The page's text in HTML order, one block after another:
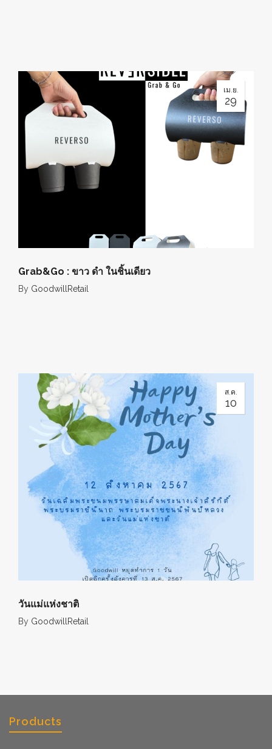
เม.ย.
29
Grab&Go : ขาว ดำ ในชิ้นเดียว
By GoodwillRetail
ส.ค.
10
วันแม่แห่งชาติ
By GoodwillRetail
Products